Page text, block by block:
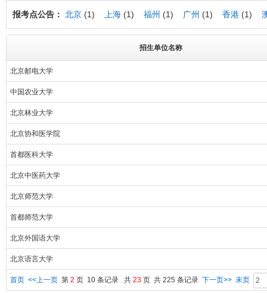
报考点公告： 北京 (1) 上海 (1) 福州 (1) 广州 (1) 香港 (1)
招生单位名称
北京邮电大学
中国农业大学
北京林业大学
北京协和医学院
首都医科大学
北京中医药大学
北京师范大学
首都师范大学
北京外国语大学
北京语言大学
首页 <<上一页 第 2 页 10 条记录 共 23 页 共 225 条记录 下一页>> 末页